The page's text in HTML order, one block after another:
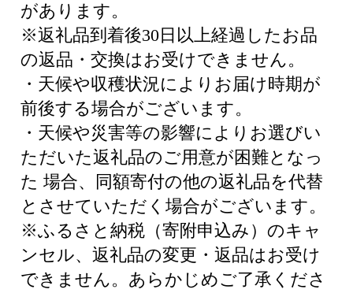
があります。
※返礼品到着後30日以上経過したお品
の返品・交換はお受けできません。
・天候や収穫状況によりお届け時期が
前後する場合がございます。
・天候や災害等の影響によりお選びい
ただいた返礼品のご用意が困難となっ
た 場合、同額寄付の他の返礼品を代替
とさせていただく場合がございます。
※ふるさと納税（寄附申込み）のキャ
ンセル、返礼品の変更・返品はお受け
できません。あらかじめご了承くださ